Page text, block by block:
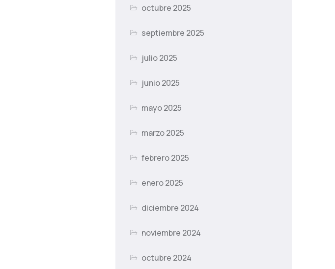
octubre 2025
septiembre 2025
julio 2025
junio 2025
mayo 2025
marzo 2025
febrero 2025
enero 2025
diciembre 2024
noviembre 2024
octubre 2024